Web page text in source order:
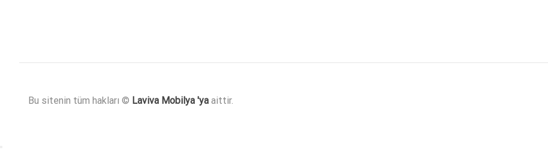
Bu sitenin tüm hakları © Laviva Mobilya 'ya aittir.